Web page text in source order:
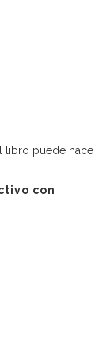
libro puede hace
con